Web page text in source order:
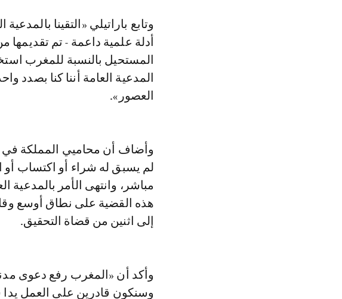
وتابع باراتيلي «التقينا
أدلة علمية داعمة - تم
المستحيل بالنسبة للمغرب
المدعية العامة أننا كنا بصدد
العصور».
وأضاف أن محاميي المملكة في
لم يسبق له شراء أو اكتساب
مباشر، وانتهى الأمر
إلى اثنين من قضاة التحقيق.
وسنكون قادرين على العمل